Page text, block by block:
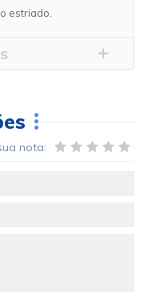
estriado.
nota: